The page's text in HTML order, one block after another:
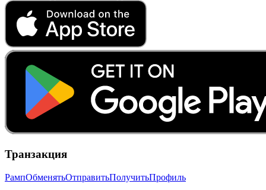
Транзакция
РампОбменятьОтправитьПолучитьПрофиль